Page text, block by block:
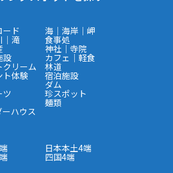
ード 海｜海岸｜岬
｜滝 食事処
神社｜寺院
設 カフェ｜軽食
クリーム 林道
ト体験 宿泊施設
ダム
ツ 珍スポット
麺類
ーハウス
日本本土4端
四国4端